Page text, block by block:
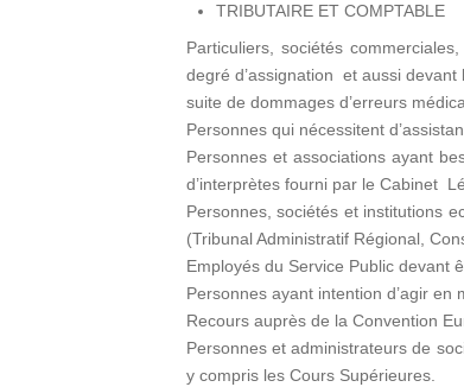
TRIBUTAIRE ET COMPTABLE
Particuliers, sociétés
degré d’assignation et aussi
suite de dommages d’erreurs
Personnes qui nécessitent
Personnes et associations ayant
d’interprètes fourni par le Cabinet
Personnes, sociétés et institutions
(Tribunal Administratif Régional,
Employés du Service Public devant
Personnes ayant intention d’agir en
Recours auprès de la Convention
Personnes et administrateurs de
y compris les Cours Supérieures.